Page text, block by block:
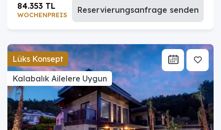
WOCHENPREIS
84.353 TL Reservierungsanfrage senden
Lüks Konsept
Kalabalık Ailelere Uygun